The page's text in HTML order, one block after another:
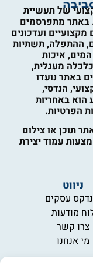
של תעשיית
באתר מתפרסמים
ועדכונים
ההתפלה, תשתיות
איכות
מעגלית,
באתר נועדו
הנדסי,
באחריות
הפרטיות.
תוכן או צילום
עמוד יצירת
ניווט
עסקים
מודעות
צרו קשר
מי אנחנו